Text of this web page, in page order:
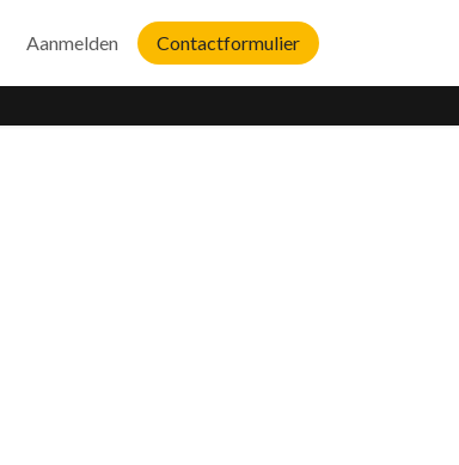
Aanmelden Contactformulier